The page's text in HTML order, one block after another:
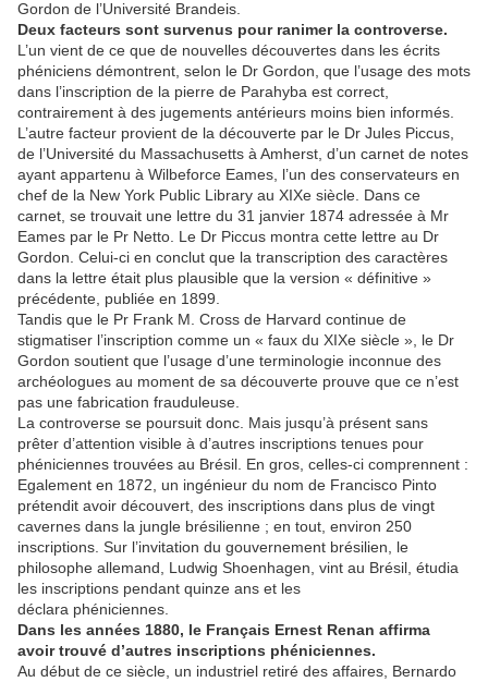
Gordon de l’Université Brandeis.
Deux facteurs sont survenus pour ranimer la controverse.
L’un vient de ce que de nouvelles découvertes dans les écrits
phéniciens démontrent, selon le Dr Gordon, que l’usage des mots
dans l’inscription de la pierre de Parahyba est correct,
contrairement à des jugements antérieurs moins bien informés.
L’autre facteur provient de la découverte par le Dr Jules Piccus,
de l’Université du Massachusetts à Amherst, d’un carnet de notes
ayant appartenu à Wilbeforce Eames, l’un des conservateurs en
chef de la New York Public Library au XIXe siècle. Dans ce
carnet, se trouvait une lettre du 31 janvier 1874 adressée à Mr
Eames par le Pr Netto. Le Dr Piccus montra cette lettre au Dr
Gordon. Celui-ci en conclut que la transcription des caractères
dans la lettre était plus plausible que la version « définitive »
précédente, publiée en 1899.
Tandis que le Pr Frank M. Cross de Harvard continue de
stigmatiser l’inscription comme un « faux du XIXe siècle », le Dr
Gordon soutient que l’usage d’une terminologie inconnue des
archéologues au moment de sa découverte prouve que ce n’est
pas une fabrication frauduleuse.
La controverse se poursuit donc. Mais jusqu’à présent sans
prêter d’attention visible à d’autres inscriptions tenues pour
phéniciennes trouvées au Brésil. En gros, celles-ci comprennent :
Egalement en 1872, un ingénieur du nom de Francisco Pinto
prétendit avoir découvert, des inscriptions dans plus de vingt
cavernes dans la jungle brésilienne ; en tout, environ 250
inscriptions. Sur l’invitation du gouvernement brésilien, le
philosophe allemand, Ludwig Shoenhagen, vint au Brésil, étudia
les inscriptions pendant quinze ans et les
déclara phéniciennes.
Dans les années 1880, le Français Ernest Renan affirma
avoir trouvé d’autres inscriptions phéniciennes.
Au début de ce siècle, un industriel retiré des affaires, Bernardo